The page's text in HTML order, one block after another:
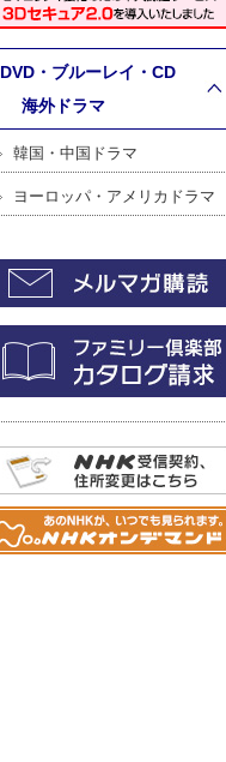
DVD・ブルーレイ・CD
海外ドラマ
韓国・中国ドラマ
ヨーロッパ・アメリカドラマ